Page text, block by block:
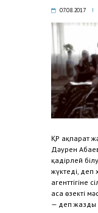
07.08.2017
ҚР ақпарат
Дәурен
қадірлей
жүктеді, деп
агенттігіне
аса өзекті
— деп жазды